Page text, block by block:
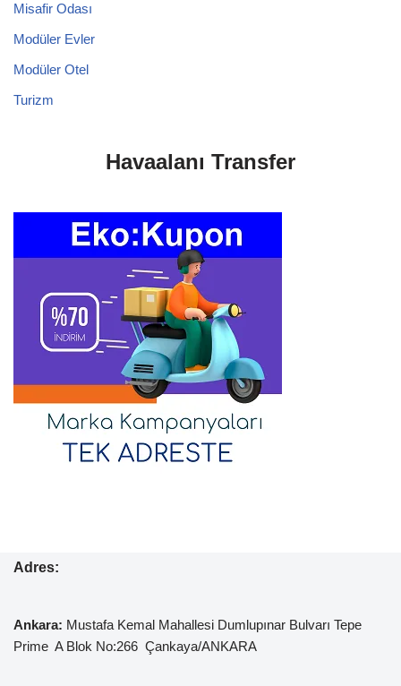
Misafir Odası
Modüler Evler
Modüler Otel
Turizm
Havaalanı Transfer
Adres:
Ankara: Mustafa Kemal Mahallesi Dumlupınar Bulvarı Tepe
Prime A Blok No:266 Çankaya/ANKARA